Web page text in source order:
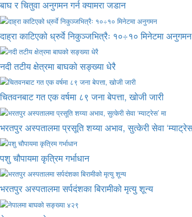
बाघ र चितुवा अनुगमन गर्न क्यामरा जडान
दाह्रा काटिएको ध्रुर्वे निकुञ्जभित्रैः १०÷१० मिनेटमा अनुगमन
नदी तटीय क्षेत्रमा बाघको सङ्ख्या धेरै
चितवनबाट गत एक वर्षमा ८९ जना बेपत्ता, खोजी जारी
भरतपुर अस्पतालमा प्रसूति शय्या अभाव, सुत्केरी सेवा
पशु चौपायमा कृत्रिम गर्भाधान
भरतपुर अस्पतालमा सर्पदंशका बिरामीको मृत्यु शून्य